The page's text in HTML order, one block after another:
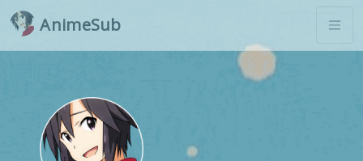
AnimeSub